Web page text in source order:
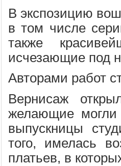
В экспозицию
в том числе
также
исчезающие под
Авторами работ
Вернисаж
желающие могли
выпускницы
того, имелась
платьев, в